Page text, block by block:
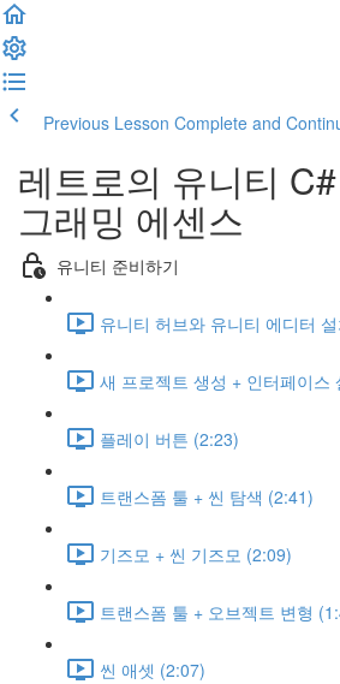
Previous Lesson Complete and
레트로의 유니티
그래밍 에센스
유니티 준비하기
유니티 허브와 유니티 에디터
새 프로젝트 생성 + 인터페이스
플레이 버튼 (2:23)
트랜스폼 툴 + 씬 탐색 (2:41)
기즈모 + 씬 기즈모 (2:09)
트랜스폼 툴 + 오브젝트 변형
씬 애셋 (2:07)